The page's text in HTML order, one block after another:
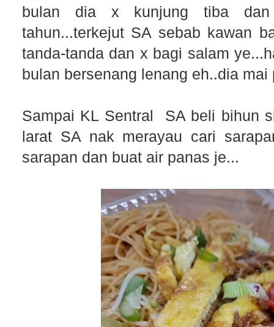
bulan dia x kunjung tiba
tahun...terkejut SA sebab kawan
tanda-tanda dan x bagi salam
bulan bersenang lenang eh..dia mai
Sampai KL Sentral SA beli bihun
larat SA nak merayau cari
sarapan dan buat air panas je...